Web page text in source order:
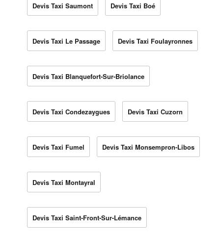
Devis Taxi Saumont Devis Taxi Boé
Devis Taxi Le Passage Devis Taxi Foulayronnes
Devis Taxi Blanquefort-Sur-Briolance
Devis Taxi Condezaygues Devis Taxi Cuzorn
Devis Taxi Fumel Devis Taxi Monsempron-Libos
Devis Taxi Montayral
Devis Taxi Saint-Front-Sur-Lémance